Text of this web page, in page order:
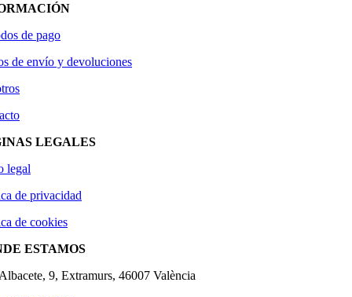
de pago
de envío y devoluciones
LEGALES
legal
de privacidad
de cookies
ESTAMOS
9, Extramurs, 46007 València